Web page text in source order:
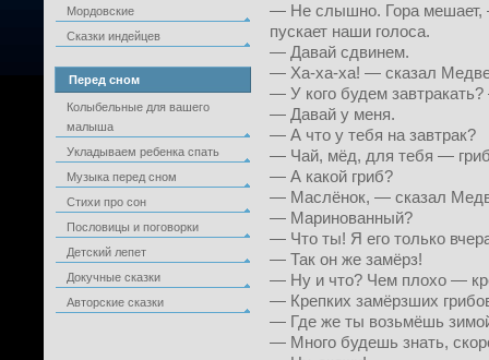
Мордовские
Сказки индейцев
Перед сном
Колыбельные для вашего
малыша
Укладываем ребенка спать
Музыка перед сном
Стихи про сон
Пословицы и поговорки
Детский лепет
Докучные сказки
Авторские сказки
— Не слышно. Гора мешает,
пускает наши голоса.
— Давай сдвинем.
— Ха-ха-ха! — сказал
— У кого будем
— Давай у меня.
— А что у тебя на завтрак?
— Чай, мёд, для тебя —
— А какой гриб?
— Маслёнок, — сказал
— Маринованный?
— Что ты! Я его только
— Так он же замёрз!
— Ну и что? Чем плохо —
— Крепких замёрзших
— Где же ты возьмёшь
— Много будешь знать,